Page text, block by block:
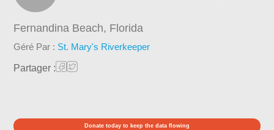
Fernandina Beach, Florida
Géré Par : St. Mary's Riverkeeper
Partager :
Donate today to keep the data flowing